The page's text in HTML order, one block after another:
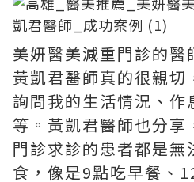
美妍醫美減重門診的醫
黃凱君醫師真的很親切
詢問我的生活情況、作
等。黃凱君醫師也分享
門診求診的患者都是無
食，像是9點吃早餐、